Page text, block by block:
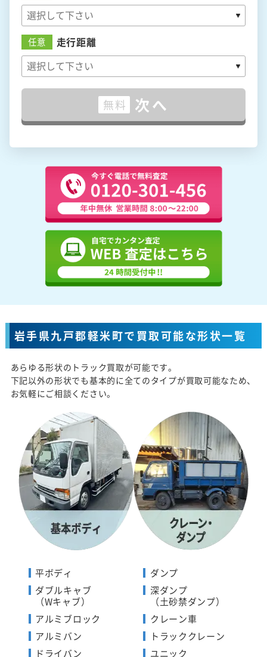
任意 走行距離
無料 次へ
岩手県九戸郡軽米町で買取可能な形状一覧
あらゆる形状のトラック買取が可能です。
下記以外の形状でも基本的に全てのタイプが買取可能なため、
お気軽にご相談ください。
平ボディ
ダブルキャブ
（Wキャブ）
アルミブロック
アルミバン
ドライバン
ダンプ
深ダンプ
（土砂禁ダンプ）
クレーン車
トラッククレーン
ユニック